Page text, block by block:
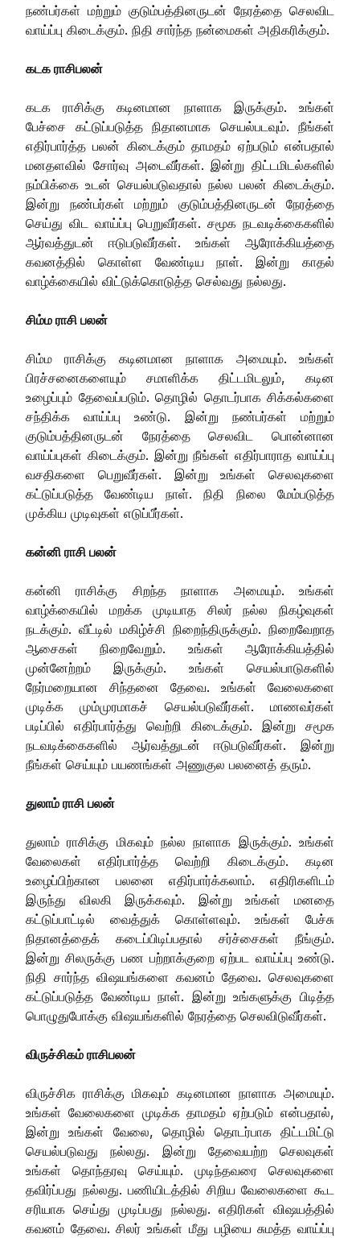
நண்பர்கள் மற்றும் குடும்பத்தினருடன் நேரத்தை செலவிட
வாய்ப்பு கிடைக்கும். நிதி சார்ந்த நன்மைகள் அதிகரிக்கும்.
கடக ராசிபலன்
கடக ராசிக்கு கடினமான நாளாக இருக்கும். உங்கள்
பேச்சை கட்டுப்படுத்த நிதானமாக செயல்படவும். நீங்கள்
எதிர்பார்த்த பலன் கிடைக்கும் தாமதம் ஏற்படும் என்பதால்
மனதளவில் சோர்வு அடைவீர்கள். இன்று திட்டமிடல்களில்
நம்பிக்கை உடன் செயல்படுவதால் நல்ல பலன் கிடைக்கும்.
இன்று நண்பர்கள் மற்றும் குடும்பத்தினருடன் நேரத்தை
செய்து விட வாய்ப்பு பெறுவீர்கள். சமூக நடவடிக்கைகளில்
ஆர்வத்துடன் ஈடுபடுவீர்கள். உங்கள் ஆரோக்கியத்தை
கவனத்தில் கொள்ள வேண்டிய நாள். இன்று காதல்
வாழ்க்கையில் விட்டுக்கொடுத்த செல்வது நல்லது.
சிம்ம ராசி பலன்
சிம்ம ராசிக்கு கடினமான நாளாக அமையும். உங்கள்
பிரச்சனைகளையும் சமாளிக்க திட்டமிடலும், கடின
உழைப்பும் தேவைப்படும். தொழில் தொடர்பாக சிக்கல்களை
சந்திக்க வாய்ப்பு உண்டு. இன்று நண்பர்கள் மற்றும்
குடும்பத்தினருடன் நேரத்தை செலவிட பொன்னான
வாய்ப்புகள் கிடைக்கும். இன்று நீங்கள் எதிர்பாராத வாய்ப்பு
வசதிகளை பெறுவீர்கள். இன்று உங்கள் செலவுகளை
கட்டுப்படுத்த வேண்டிய நாள். நிதி நிலை மேம்படுத்த
முக்கிய முடிவுகள் எடுப்பீர்கள்.
கன்னி ராசி பலன்
கன்னி ராசிக்கு சிறந்த நாளாக அமையும். உங்கள்
வாழ்க்கையில் மறக்க முடியாத சிலர் நல்ல நிகழ்வுகள்
நடக்கும். வீட்டில் மகிழ்ச்சி நிறைந்திருக்கும். நிறைவேறாத
ஆசைகள் நிறைவேறும். உங்கள் ஆரோக்கியத்தில்
முன்னேற்றம் இருக்கும். உங்கள் செயல்பாடுகளில்
நேர்மறையான சிந்தனை தேவை. உங்கள் வேலைகளை
முடிக்க மும்முரமாகச் செயல்படுவீர்கள். மாணவர்கள்
படிப்பில் எதிர்பார்த்து வெற்றி கிடைக்கும். இன்று சமூக
நடவடிக்கைகளில் ஆர்வத்துடன் ஈடுபடுவீர்கள். இன்று
நீங்கள் செய்யும் பயணங்கள் அணுகுல பலனைத் தரும்.
துலாம் ராசி பலன்
துலாம் ராசிக்கு மிகவும் நல்ல நாளாக இருக்கும். உங்கள்
வேலைகள் எதிர்பார்த்த வெற்றி கிடைக்கும். கடின
உழைப்பிற்கான பலனை எதிர்பார்க்கலாம். எதிரிகளிடம்
இருந்து விலகி இருக்கவும். இன்று உங்கள் மனதை
கட்டுப்பாட்டில் வைத்துக் கொள்ளவும். உங்கள் பேச்சு
நிதானத்தைக் கடைப்பிடிப்பதால் சர்ச்சைகள் நீங்கும்.
இன்று சிலருக்கு பண பற்றாக்குறை ஏற்பட வாய்ப்பு உண்டு.
நிதி சார்ந்த விஷயங்களை கவனம் தேவை. செலவுகளை
கட்டுப்படுத்த வேண்டிய நாள். இன்று உங்களுக்கு பிடித்த
பொழுதுபோக்கு விஷயங்களில் நேரத்தை செலவிடுவீர்கள்.
விருச்சிகம் ராசிபலன்
விருச்சிக ராசிக்கு மிகவும் கடினமான நாளாக அமையும்.
உங்கள் வேலைகளை முடிக்க தாமதம் ஏற்படும் என்பதால்,
இன்று உங்கள் வேலை, தொழில் தொடர்பாக திட்டமிட்டு
செயல்படுவது நல்லது. இன்று தேவையற்ற செலவுகள்
உங்கள் தொந்தரவு செய்யும். முடிந்தவரை செலவுகளை
தவிர்ப்பது நல்லது. பணியிடத்தில் சிறிய வேலைகளை கூட
சரியாக செய்து முடிப்பது நல்லது. எதிரிகள் விஷயத்தில்
கவனம் தேவை. சிலர் உங்கள் மீது பழியை சுமத்த வாய்ப்பு